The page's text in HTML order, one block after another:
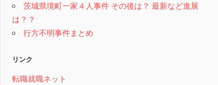
茨城県境町一家４人事件 その後は？ 最新など進展
は？？
行方不明事件まとめ
リンク
転職就職ネット